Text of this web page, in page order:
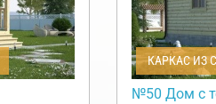
КАРКАС ИЗ
№50 Дом с